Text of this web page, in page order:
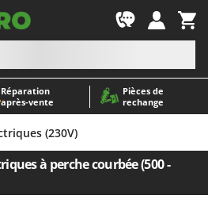
Réparation
après‑vente
Pièces de
rechange
tondeuses autoportés
pour gazon
de terre pour tracteur
(230V)
à perche courbée (500 -